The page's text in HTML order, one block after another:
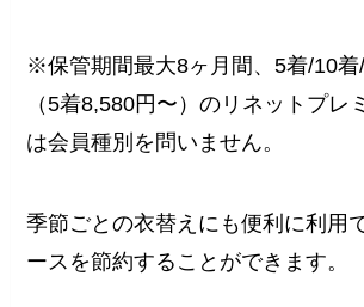
※保管期間最大8ヶ月間、5着/10
（5着8,580円〜）のリネットプレ
は会員種別を問いません。
季節ごとの衣替えにも便利に利用
ースを節約することができます。